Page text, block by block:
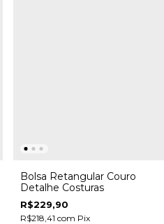
Bolsa Retangular Couro
Detalhe Costuras
R$229,90
R$218,41 com Pix